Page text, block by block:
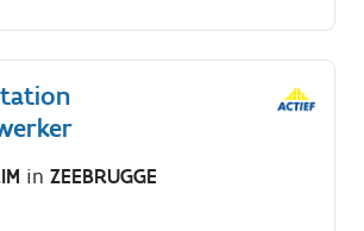
in ZEEBRUGGE